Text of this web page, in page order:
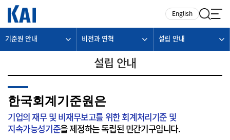
English
기준원 안내 비전과 연혁 설립 안내
설립 안내
한국회계기준원은
기업의 재무 및 비재무보고를 위한 회계처리기준 및
지속가능성기준을 제정하는 독립된 민간기구입니다.